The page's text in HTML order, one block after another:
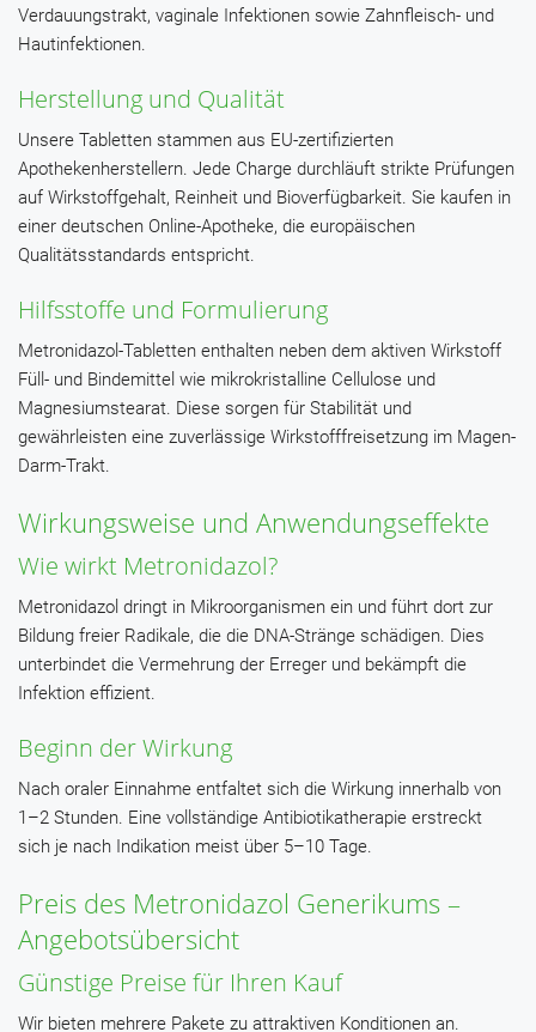
Verdauungstrakt, vaginale Infektionen sowie Zahnfleisch- und
Hautinfektionen.
Herstellung und Qualität
Unsere Tabletten stammen aus EU-zertifizierten
Apothekenherstellern. Jede Charge durchläuft strikte Prüfungen
auf Wirkstoffgehalt, Reinheit und Bioverfügbarkeit. Sie kaufen in
einer deutschen Online-Apotheke, die europäischen
Qualitätsstandards entspricht.
Hilfsstoffe und Formulierung
Metronidazol-Tabletten enthalten neben dem aktiven Wirkstoff
Füll- und Bindemittel wie mikrokristalline Cellulose und
Magnesiumstearat. Diese sorgen für Stabilität und
gewährleisten eine zuverlässige Wirkstofffreisetzung im Magen-
Darm-Trakt.
Wirkungsweise und Anwendungseffekte
Wie wirkt Metronidazol?
Metronidazol dringt in Mikroorganismen ein und führt dort zur
Bildung freier Radikale, die die DNA-Stränge schädigen. Dies
unterbindet die Vermehrung der Erreger und bekämpft die
Infektion effizient.
Beginn der Wirkung
Nach oraler Einnahme entfaltet sich die Wirkung innerhalb von
1–2 Stunden. Eine vollständige Antibiotikatherapie erstreckt
sich je nach Indikation meist über 5–10 Tage.
Preis des Metronidazol Generikums –
Angebotsübersicht
Günstige Preise für Ihren Kauf
Wir bieten mehrere Pakete zu attraktiven Konditionen an.